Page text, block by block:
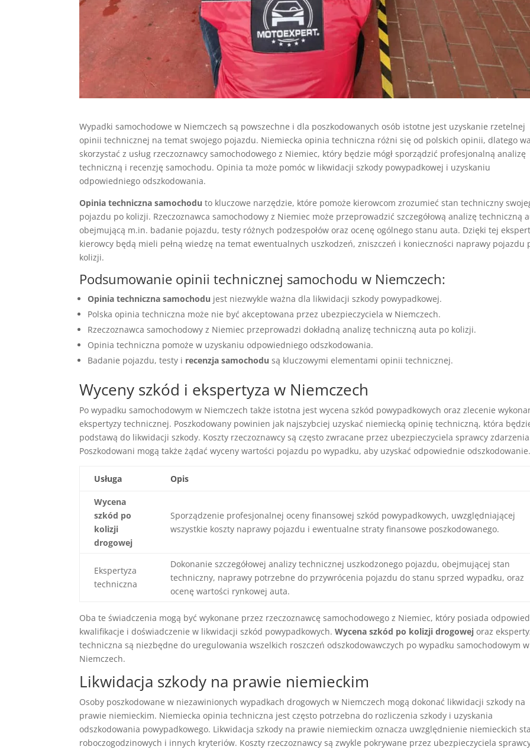
Wypadki samochodowe w Niemczech są powszechne i dla poszkodowanych osób istotne jest uzyskanie rzetelnej
opinii technicznej na temat swojego pojazdu. Niemiecka opinia techniczna różni się od polskich opinii, dlatego
skorzystać z usług rzeczoznawcy samochodowego z Niemiec, który będzie mógł sporządzić profesjonalną analizę
techniczną i recenzję samochodu. Opinia ta może pomóc w likwidacji szkody powypadkowej i uzyskaniu
odpowiedniego odszkodowania.
Opinia techniczna samochodu to kluczowe narzędzie, które pomoże kierowcom zrozumieć stan techniczny
pojazdu po kolizji. Rzeczoznawca samochodowy z Niemiec może przeprowadzić szczegółową analizę techniczną
obejmującą m.in. badanie pojazdu, testy różnych podzespołów oraz ocenę ogólnego stanu auta. Dzięki tej
kierowcy będą mieli pełną wiedzę na temat ewentualnych uszkodzeń, zniszczeń i konieczności naprawy pojazdu
kolizji.
Podsumowanie opinii technicznej samochodu w Niemczech:
Opinia techniczna samochodu jest niezwykle ważna dla likwidacji szkody powypadkowej.
Polska opinia techniczna może nie być akceptowana przez ubezpieczyciela w Niemczech.
Rzeczoznawca samochodowy z Niemiec przeprowadzi dokładną analizę techniczną auta po kolizji.
Opinia techniczna pomoże w uzyskaniu odpowiedniego odszkodowania.
Badanie pojazdu, testy i recenzja samochodu są kluczowymi elementami opinii technicznej.
Wyceny szkód i ekspertyza w Niemczech
Po wypadku samochodowym w Niemczech także istotna jest wycena szkód powypadkowych oraz zlecenie
ekspertyzy technicznej. Poszkodowany powinien jak najszybciej uzyskać niemiecką opinię techniczną, która
podstawą do likwidacji szkody. Koszty rzeczoznawcy są często zwracane przez ubezpieczyciela sprawcy
Poszkodowani mogą także żądać wyceny wartości pojazdu po wypadku, aby uzyskać odpowiednie odszkodowanie.
Usługa Opis
Wycena
szkód po
kolizji
drogowej
Sporządzenie profesjonalnej oceny finansowej szkód powypadkowych, uwzględniającej
wszystkie koszty naprawy pojazdu i ewentualne straty finansowe poszkodowanego.
Ekspertyza
techniczna
Dokonanie szczegółowej analizy technicznej uszkodzonego pojazdu, obejmującej stan
techniczny, naprawy potrzebne do przywrócenia pojazdu do stanu sprzed wypadku, oraz
ocenę wartości rynkowej auta.
Oba te świadczenia mogą być wykonane przez rzeczoznawcę samochodowego z Niemiec, który posiada
kwalifikacje i doświadczenie w likwidacji szkód powypadkowych.Wycena szkód po kolizji drogowej oraz
techniczna są niezbędne do uregulowania wszelkich roszczeń odszkodowawczych po wypadku samochodowym w
Niemczech.
Likwidacja szkody na prawie niemieckim
Osoby poszkodowane w niezawinionych wypadkach drogowych w Niemczech mogą dokonać likwidacji szkody na
prawie niemieckim. Niemiecka opinia techniczna jest często potrzebna do rozliczenia szkody i uzyskania
odszkodowania powypadkowego. Likwidacja szkody na prawie niemieckim oznacza uwzględnienie niemieckich
roboczogodzinowych i innych kryteriów. Koszty rzeczoznawcy są zwykle pokrywane przez ubezpieczyciela